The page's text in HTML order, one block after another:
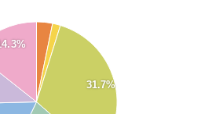
31.7%